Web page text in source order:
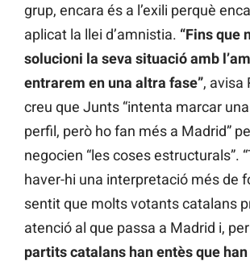
grup, encara és a l’exili perquè
aplicat la llei d’amnistia. “Fins que
solucioni la seva situació amb
entrarem en una altra fase”, avisa
creu que Junts “intenta marcar
perfil, però ho fan més a Madrid”
negocien “les coses estructurals”.
haver-hi una interpretació més de
sentit que molts votants catalans
atenció al que passa a Madrid i,
partits catalans han entès que